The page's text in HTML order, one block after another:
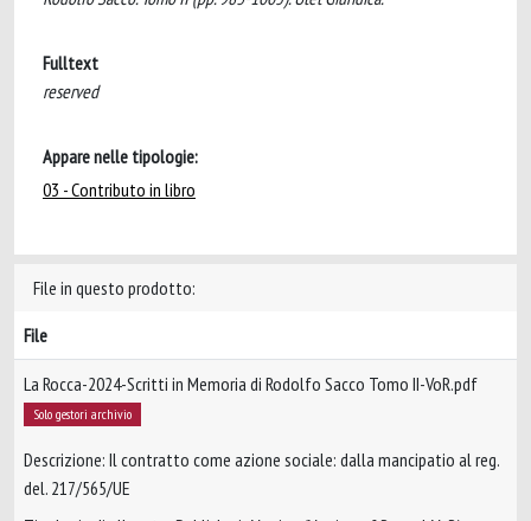
Fulltext
reserved
Appare nelle tipologie:
03 - Contributo in libro
File in questo prodotto:
File
La Rocca-2024-Scritti in Memoria di Rodolfo Sacco Tomo II-VoR.pdf
Solo gestori archivio
Descrizione: Il contratto come azione sociale: dalla mancipatio al reg.
del. 217/565/UE